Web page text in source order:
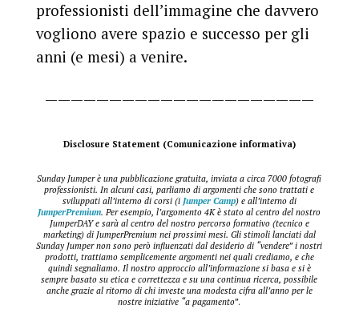
professionisti dell’immagine che davvero
vogliono avere spazio e successo per gli
anni (e mesi) a venire.
—————————————————————
Disclosure Statement (Comunicazione informativa)
Sunday Jumper è una pubblicazione gratuita, inviata a circa 7000 fotografi
professionisti. In alcuni casi, parliamo di argomenti che sono trattati e
sviluppati all’interno di corsi (i Jumper Camp) e all’interno di
JumperPremium. Per esempio, l’argomento 4K è stato al centro del nostro
JumperDAY e sarà al centro del nostro percorso formativo (tecnico e
marketing) di JumperPremium nei prossimi mesi. Gli stimoli lanciati dal
Sunday Jumper non sono però influenzati dal desiderio di “vendere” i nostri
prodotti, trattiamo semplicemente argomenti nei quali crediamo, e che
quindi segnaliamo. Il nostro approccio all’informazione si basa e si è
sempre basato su etica e correttezza e su una continua ricerca, possibile
anche grazie al ritorno di chi investe una modesta cifra all’anno per le
nostre iniziative “a pagamento”.